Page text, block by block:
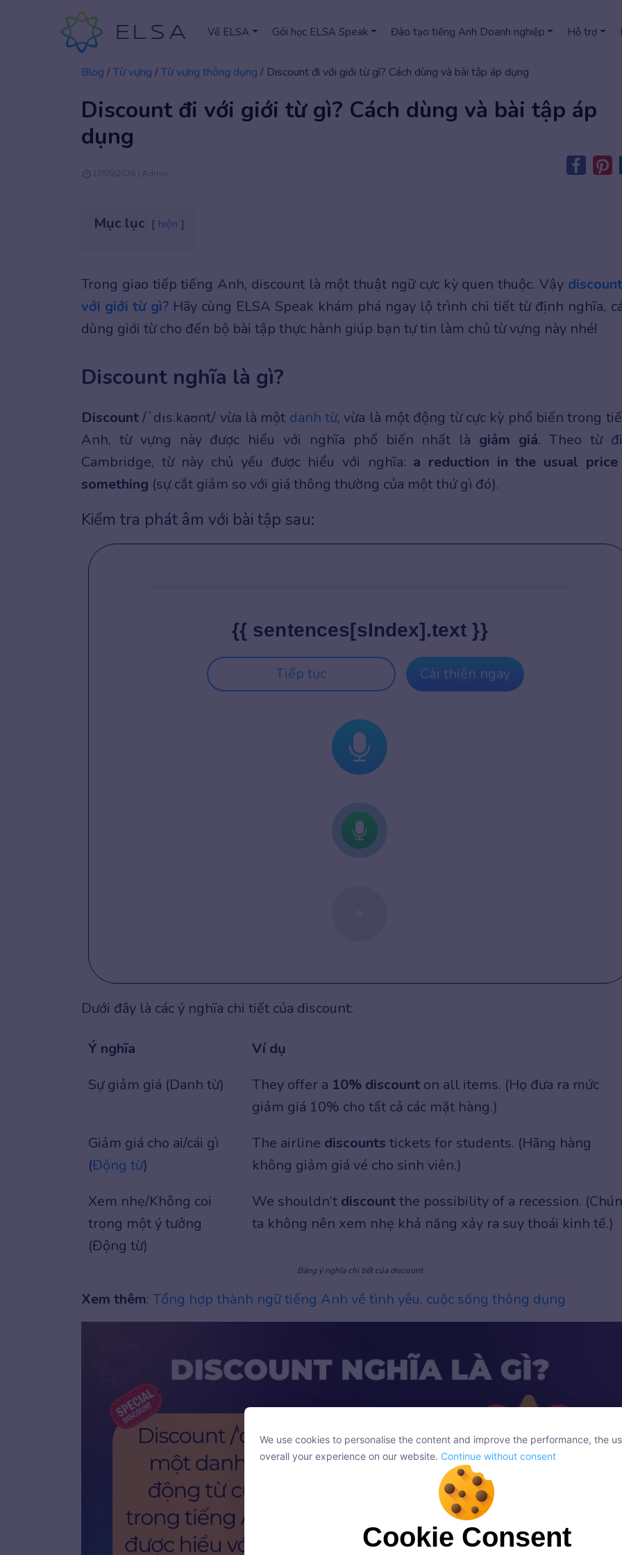
Về ELSA Gói học ELSA Speak Đào tạo tiếng Anh Doanh nghiệp Hỗ trợ
Blog /Từ vựng /Từ vựng thông dụng / Discount đi với giới từ gì? Cách dùng và bài tập áp dụng
Discount đi với giới từ gì? Cách dùng và bài tập áp
dụng
17/05/2026 | Admin
Mục lục hiện
Trong giao tiếp tiếng Anh, discount là một thuật ngữ cực kỳ quen thuộc. Vậy
với giới từ gì? Hãy cùng ELSA Speak khám phá ngay lộ trình chi tiết từ định nghĩa,
dùng giới từ cho đến bộ bài tập thực hành giúp bạn tự tin làm chủ từ vựng này nhé!
Discount nghĩa là gì?
Discount/ˈdɪs.kaʊnt/ vừa là một danh từ, vừa là một động từ cực kỳ phổ biến trong
Anh, từ vựng này được hiểu với nghĩa phổ biến nhất là giảm giá. Theo từ
Cambridge, từ này chủ yếu được hiểu với nghĩa: a reduction in the usual
something (sự cắt giảm so với giá thông thường của một thứ gì đó).
Kiểm tra phát âm với bài tập sau:
{{ sentences[sIndex].text }}
Tiếp tục Cải thiện ngay
Dưới đây là các ý nghĩa chi tiết của discount:
Ý nghĩa
Ví dụ
Sự giảm giá (Danh từ)
They offer a 10% discount on all items. (Họ đưa ra mức
giảm giá 10% cho tất cả các mặt hàng.)
Giảm giá cho ai/cái gì
(Động từ)
The airline discounts tickets for students. (Hãng hàng
không giảm giá vé cho sinh viên.)
Xem nhẹ/Không coi
trọng một ý tưởng
(Động từ)
We shouldn’t discountthe possibility of a recession.
ta không nên xem nhẹ khả năng xảy ra suy thoái kinh tế.)
Bảng ý nghĩa chi tiết của discount
Xem thêm: Tổng hợp thành ngữ tiếng Anh về tình yêu, cuộc sống thông dụng
We use cookies to personalise the content and improve the performance, the
overall your experience on our website.
Continue without consent
Cookie Consent
We use cookies to personalise the content and improve the performance, the
overall your experience on our website. Continue without consent
Cookie Consent